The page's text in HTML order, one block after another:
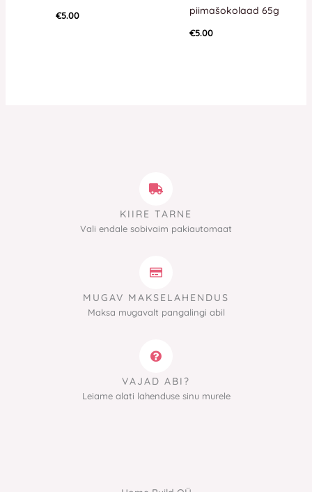
€5.00
piimašokolaad 65g
€5.00
KIIRE TARNE
Vali endale sobivaim pakiautomaat
MUGAV MAKSELAHENDUS
Maksa mugavalt pangalingi abil
VAJAD ABI?
Leiame alati lahenduse sinu murele